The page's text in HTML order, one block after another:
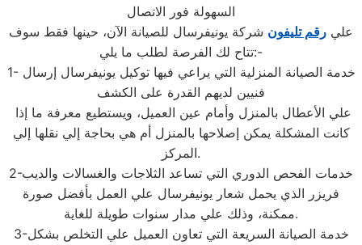
السهولة فور الاتصال
علي رقم تليفون شركة يونيفرسال للصيانة الآن، حينها فقط سوف
تتاح لك الفرصة لطلب ما يلي:-
1- خدمة الصيانة المنزلية التي يراعي فيها توكيل يونيفرسال إرسال
فنيين لديهم القدرة على الكشف
كانت المشكلة يمكن إصلاحها بالمنزل أم هي بحاجة إلي نقلها إلي
المركز.
2-خدمات الفحص الدوري التي تساعد الثلاجات والغسالات والديب
فريزر الذي يحمل شعار يونيفرسال علي العمل بأفضل صورة
ممكنة، وذلك علي مدار سنوات طويلة للغاية.
3-خدمة الصيانة السريعة التي تعاون العميل علي التخلص بشكل